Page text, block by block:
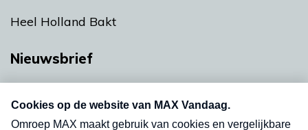
Heel Holland Bakt
Nieuwsbrief
nieuwsbrief. Elke vrijdag- en dinsdagochtend in
uw mailbox.